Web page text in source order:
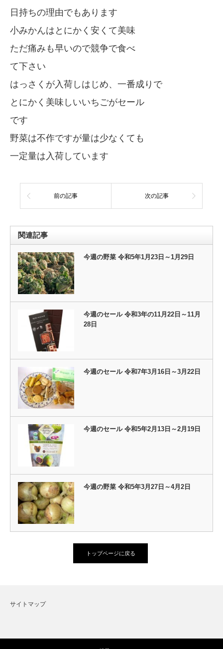
日持ちの理由でもあります
小みかんはとにかく安くて美味
ただ痛みも早いので競争で食べ
て下さい
はっさくが入荷しはじめ、一番成りで
とにかく美味しいいちごがセール
です
野菜は不作ですが量は少なくても
一定量は入荷しています
前の記事 次の記事
関連記事
今週の野菜 令和5年1月23日～1月29日
今週のセール 令和3年の11月22日～11月
28日
今週のセール 令和7年3月16日～3月22日
今週のセール 令和5年2月13日～2月19日
今週の野菜 令和5年3月27日～4月2日
トップページに戻る
サイトマップ